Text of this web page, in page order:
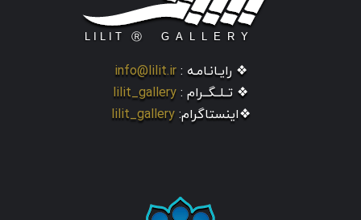
❖ رایـانـامـه : info@lilit.ir
❖ تــلــگــرام : lilit_gallery
❖اینستاگرام: lilit_gallery